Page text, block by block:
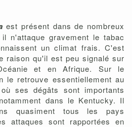
est présent dans de nombreux
n'attaque gravement le tabac
un climat frais. C'est
raison qu'il est peu signalé sur
et en Afrique. Sur le
le retrouve essentiellement au
ses dégâts sont importants
dans le Kentucky. Il
quasiment tous les pays
attaques sont rapportées en